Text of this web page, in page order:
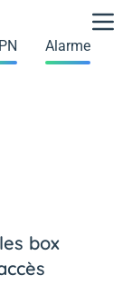
Alarme
box